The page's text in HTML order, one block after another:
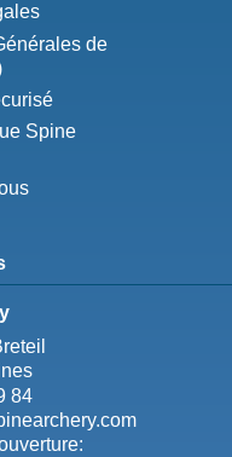
de
Spine
84